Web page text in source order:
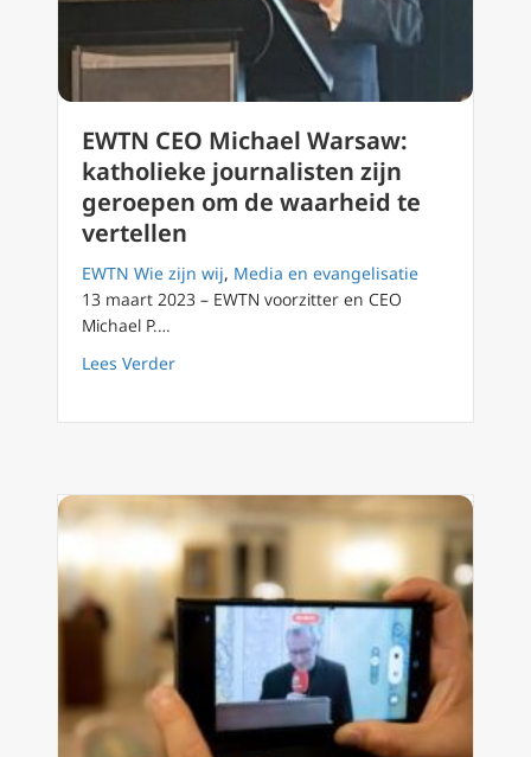
EWTN CEO Michael Warsaw:
katholieke journalisten zijn
geroepen om de waarheid te
vertellen
EWTN Wie zijn wij, Media en evangelisatie
13 maart 2023 – EWTN voorzitter en CEO
Michael P.…
Lees Verderabout EWTN CEO Michael Warsaw: